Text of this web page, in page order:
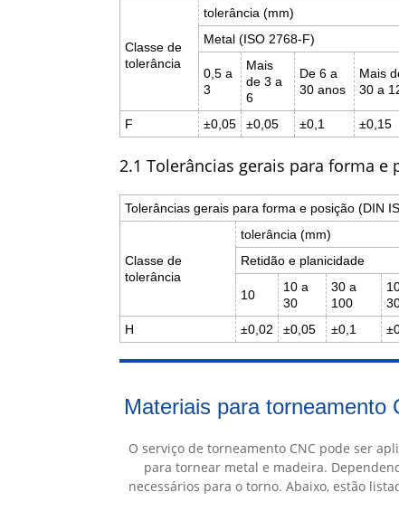
Classe de
tolerância
tolerância (mm)
Metal (ISO 2768-F)
0,5 a
3
Mais
de 3 a
6
De 6 a
30 anos
Mais
30 a
F
±0,05 ±0,05 ±0,1 ±0,15
2.1 Tolerâncias gerais para forma e
Tolerâncias gerais para forma e posição (DIN
Classe de
tolerância
tolerância (mm)
Retidão e planicidade
10
10 a
30
30 a
100
H
±0,02 ±0,05 ±0,1
Materiais para torneamento
O serviço de torneamento CNC pode ser
para tornear metal e madeira.
necessários para o torno. Abaixo, estão